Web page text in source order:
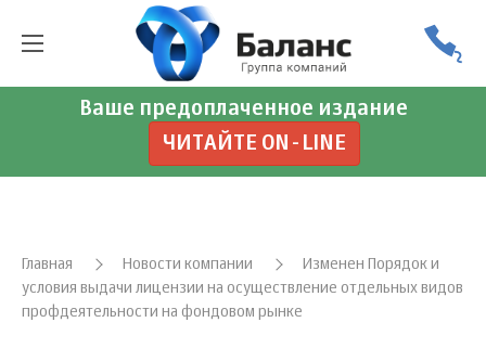
Ваше предоплаченное издание
ЧИТАЙТЕ ON-LINE
Главная Новости компании
Изменен Порядок и
условия выдачи лицензии на осуществление отдельных видов
профдеятельности на фондовом рынке